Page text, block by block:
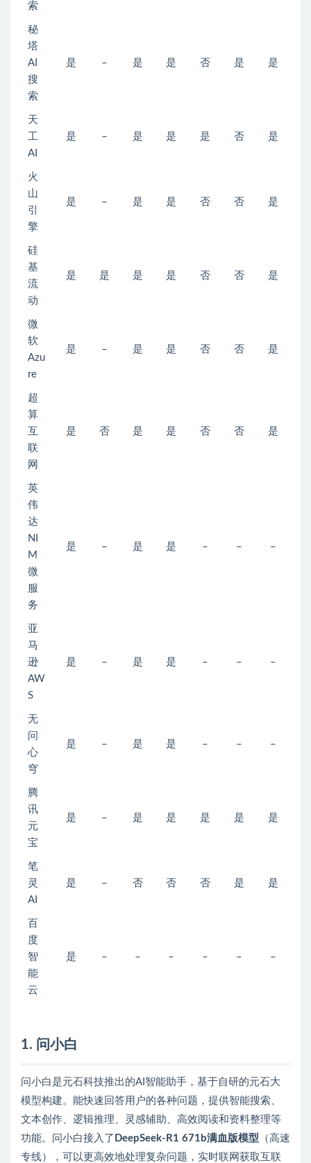
索
秘
塔
AI
搜
索
是 – 是 是 否 是 是
天
工
AI
是 – 是 是 是 否 是
火
山
引
擎
是 – 是 是 否 否 是
硅
基
流
动
是 是 是 是 否 否 是
微
软
Azu
re
是 – 是 是 否 否 是
超
算
互
联
网
是 否 是 是 否 否 是
英
伟
达
NI
M
微
服
务
是 – 是 是 – – –
亚
马
逊
AW
S
是 – 是 是 – – –
无
问
心
穹
是 – 是 是 – – –
腾
讯
元
宝
是 – 是 是 是 是 是
笔
灵
AI
是 – 否 否 否 是 是
百
度
智
能
云
是 – – – – – –
1. 问小白
问小白是元石科技推出的AI智能助手，基于自研的元石大
模型构建。能快速回答用户的各种问题，提供智能搜索、
文本创作、逻辑推理、灵感辅助、高效阅读和资料整理等
功能。问小白接入了 DeepSeek-R1 671b满血版模型 （高速
专线），可以更高效地处理复杂问题，实时联网获取互联